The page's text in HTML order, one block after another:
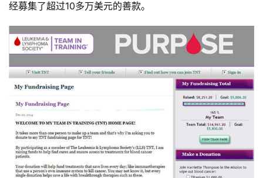
经募集了超过10多万美元的善款。